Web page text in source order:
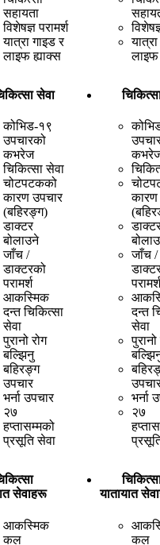
सहायता
विशेषज्ञ परामर्श
यात्रा गाइड र
लाइफ ह्याक्स
सेवा
कोभिड-१९
उपचारको
कभरेज
चिकित्सा सेवा
चोटपटकको
कारण उपचार
(बहिरङ्ग)
डाक्टर
बोलाउने
जाँच /
डाक्टरको
परामर्श
आकस्मिक
दन्त चिकित्सा
सेवा
पुरानो रोग
बल्झिनु
बहिरङ्ग
उपचार
भर्ना उपचार
२७
हप्तासम्मको
प्रसूति सेवा
सेवाहरू
आकस्मिक
कल
लाइफ
कारण
जाँच /
परामर्श
दन्त
सेवा
पुरानो
भर्ना
२७
यातायात
कल